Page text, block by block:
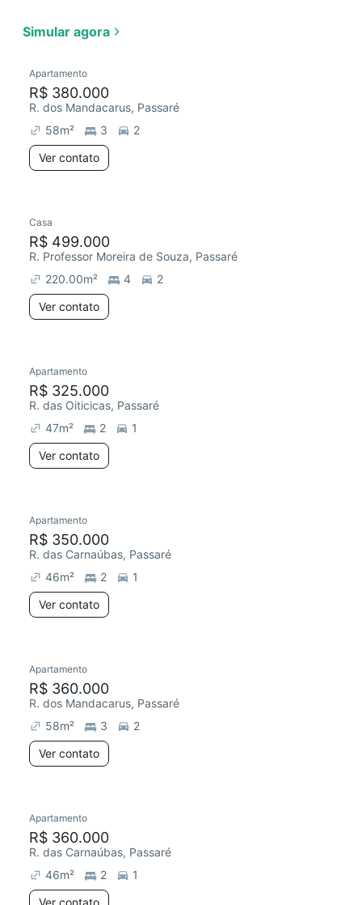
Simular agora
Apartamento
R$ 380.000
R. dos Mandacarus, Passaré
58m² 3
2
Ver contato
Casa
R$ 499.000
R. Professor Moreira de Souza, Passaré
220.00m² 4
2
Ver contato
Apartamento
R$ 325.000
R. das Oiticicas, Passaré
47m² 2
1
Ver contato
Apartamento
R$ 350.000
R. das Carnaúbas, Passaré
46m² 2
1
Ver contato
Apartamento
R$ 360.000
R. dos Mandacarus, Passaré
58m² 3
2
Ver contato
Apartamento
R$ 360.000
R. das Carnaúbas, Passaré
46m² 2
1
Ver contato